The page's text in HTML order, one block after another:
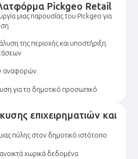
Pickgeo Retail
μιας παρουσίας του Pickgeo για
της περιοχής και υποστήριξη
αναφορών
για το δημοτικό προσωπικό
επιχειρηματιών και
πύλης στον δημοτικό ιστότοπο
χωρικά δεδομένα